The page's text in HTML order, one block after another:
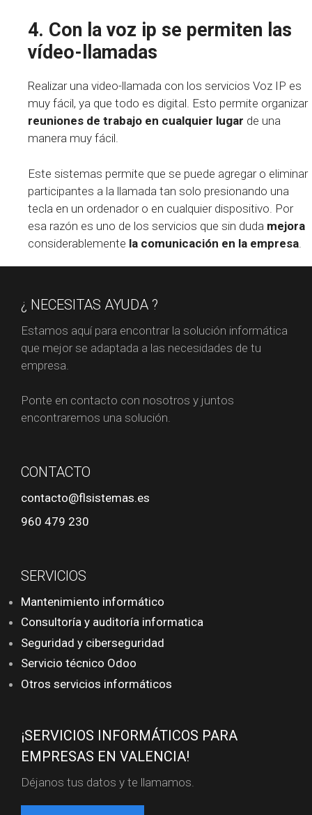
4. Con la voz ip se permiten las
vídeo-llamadas
Realizar una video-llamada con los servicios Voz IP es
muy fácil, ya que todo es digital. Esto permite organizar
reuniones de trabajo en cualquier lugar de una
manera muy fácil.
Este sistemas permite que se puede agregar o eliminar
participantes a la llamada tan solo presionando una
tecla en un ordenador o en cualquier dispositivo. Por
esa razón es uno de los servicios que sin duda mejora
considerablemente la comunicación en la empresa
¿ NECESITAS AYUDA ?
Estamos aquí para encontrar la solución informática
que mejor se adaptada a las necesidades de tu
empresa.
Ponte en contacto con nosotros y juntos
encontraremos una solución.
CONTACTO
contacto@flsistemas.es
960 479 230
SERVICIOS
Mantenimiento informático
Consultoría y auditoría informatica
Seguridad y ciberseguridad
Servicio técnico Odoo
Otros servicios informáticos
¡SERVICIOS INFORMÁTICOS PARA
EMPRESAS EN VALENCIA!
Déjanos tus datos y te llamamos.